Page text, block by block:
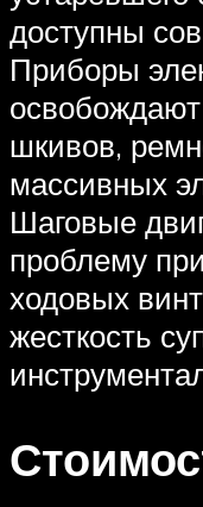
доступны
Приборы
освобождают
шкивов,
массивных
Шаговые
проблему
ходовых
жесткость